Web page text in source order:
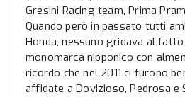
Gresini Racing team, Prima
Quando però in passato tutti
Honda, nessuno gridava al
monomarca nipponico con
ricordo che nel 2011 ci furono
affidate a Dovizioso, Pedrosa e